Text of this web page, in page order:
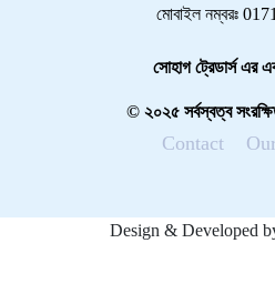
মোবাইল নম্বরঃ
সোহাগ ট্রেডার্স এর
© ২০২৫ সর্বস্বত্ব
Contact
Design & Developed